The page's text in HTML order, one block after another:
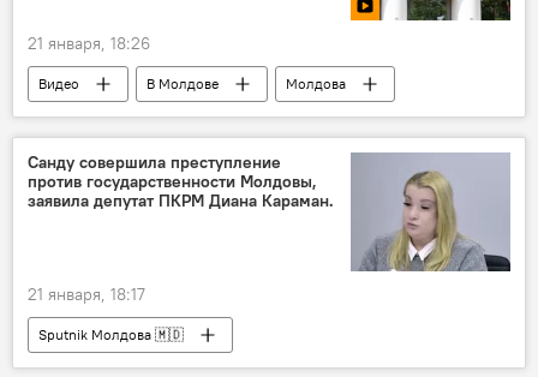
21 января, 18:26
Видео В Молдове Молдова
Санду совершила преступление
против государственности Молдовы,
заявила депутат ПКРМ Диана Караман.
21 января, 18:17
Sputnik Молдова 🇲🇩